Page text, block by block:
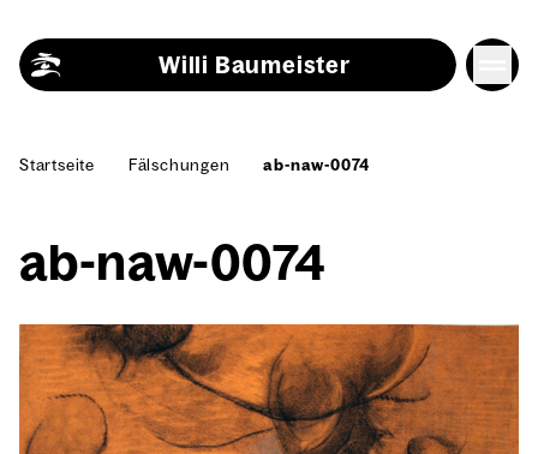
Willi Baumeister
Start­sei­te Fäl­schun­gen ab-naw-0074
ab-naw-0074